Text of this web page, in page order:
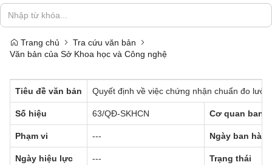
Trang chủ
Tra cứu văn bản
Văn bản của Sở Khoa học và Công nghệ
Tiêu đề văn bản Quyết định về việc chứng nhận chuẩn đo
Số hiệu 63/QĐ-SKHCN Cơ quan ban
Phạm vi --- Ngày ban hành
Ngày hiệu lực --- Trạng thái